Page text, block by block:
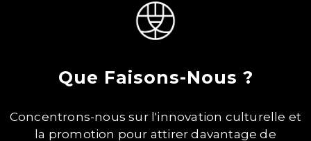
Que Faisons-Nous ?
Concentrons-nous sur l'innovation culturelle et
la promotion pour attirer davantage de